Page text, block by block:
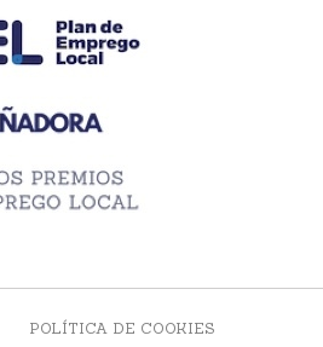
POLÍTICA DE COOKIES